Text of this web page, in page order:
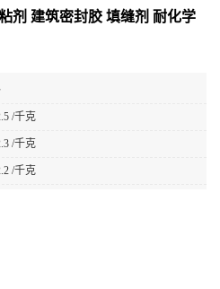
剂 建筑密封胶 填缝剂 耐化学
/千克
/千克
/千克